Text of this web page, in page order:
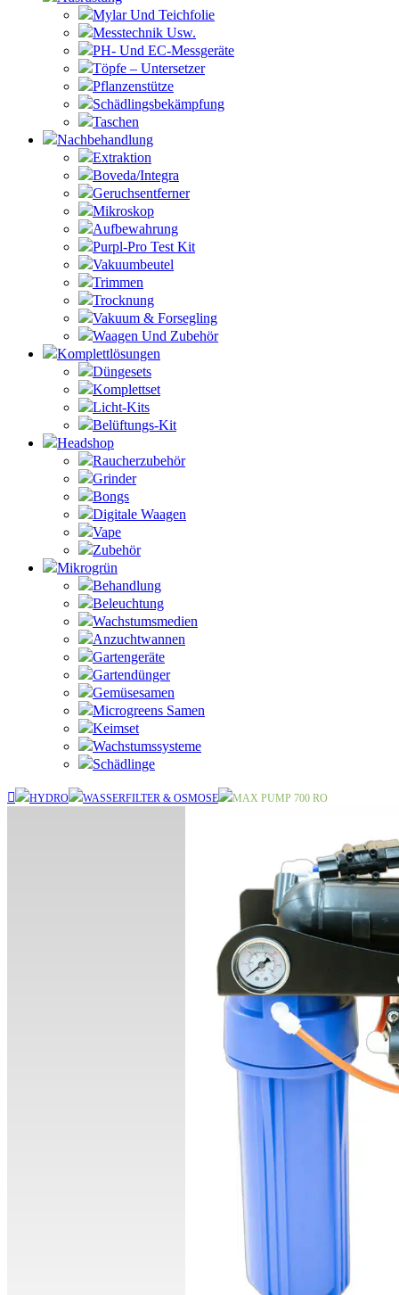
Mylar Und Teichfolie
Messtechnik Usw.
PH- Und EC-Messgeräte
Töpfe – Untersetzer
Pflanzenstütze
Schädlingsbekämpfung
Taschen
Nachbehandlung
Extraktion
Boveda/Integra
Geruchsentferner
Mikroskop
Aufbewahrung
Purpl-Pro Test Kit
Vakuumbeutel
Trimmen
Trocknung
Vakuum & Forsegling
Waagen Und Zubehör
Komplettlösungen
Düngesets
Komplettset
Licht-Kits
Belüftungs-Kit
Headshop
Raucherzubehör
Grinder
Bongs
Digitale Waagen
Vape
Zubehör
Mikrogrün
Behandlung
Beleuchtung
Wachstumsmedien
Anzuchtwannen
Gartengeräte
Gartendünger
Gemüsesamen
Microgreens Samen
Keimset
Wachstumssysteme
Schädlinge
HYDRO WASSERFILTER & OSMOSE MAX PUMP 700 RO